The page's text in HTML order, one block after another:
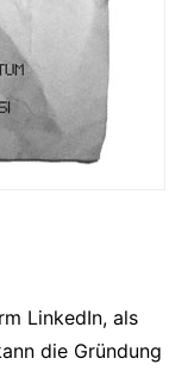
LinkedIn, als
die Gründung